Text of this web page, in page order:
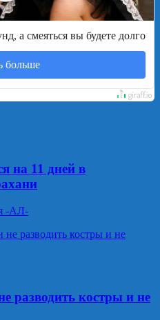
а смеяться вы будете долго
больше
на 11 дней в
-АЛ-
разводить костры и не